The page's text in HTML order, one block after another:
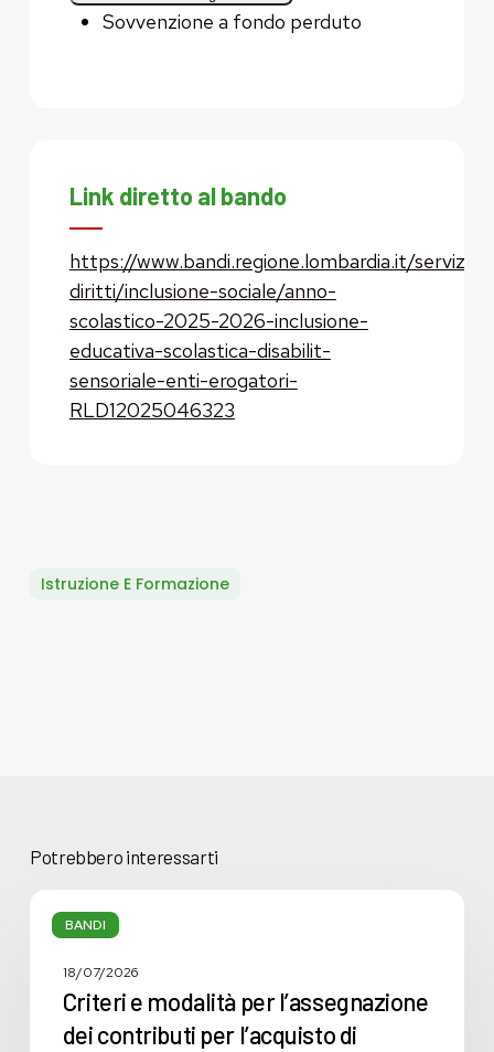
Sovvenzione a fondo perduto
Link diretto al bando
https://www.bandi.regione.lombardia.it/servizi/
diritti/inclusione-sociale/anno-
scolastico-2025-2026-inclusione-
educativa-scolastica-disabilit-
sensoriale-enti-erogatori-
RLD12025046323
Istruzione E Formazione
Potrebbero interessarti
BANDI
l’assegnazione
contributi
18/07/2026
Criteri e modalità per l’assegnazione
dei contributi per l’acquisto di